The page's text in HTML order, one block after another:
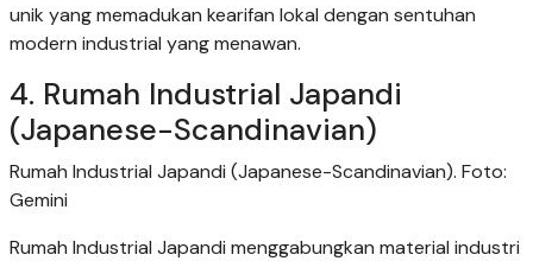
unik yang memadukan kearifan lokal dengan sentuhan
modern industrial yang menawan.
4. Rumah Industrial Japandi
(Japanese-Scandinavian)
Rumah Industrial Japandi (Japanese-Scandinavian). Foto:
Gemini
Rumah Industrial Japandi menggabungkan material industri